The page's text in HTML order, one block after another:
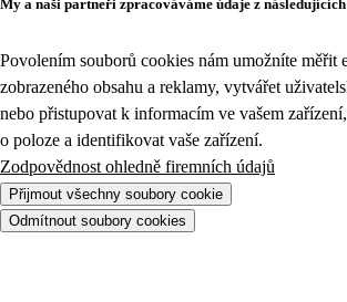
My a naši partneři zpracováváme údaje z
Povolením souborů cookies nám umožníte měřit
zobrazeného obsahu a reklamy, vytvářet
nebo přistupovat k informacím ve vašem
o poloze a identifikovat vaše zařízení.
Zodpovědnost ohledně firemních údajů
Přijmout všechny soubory cookie
Odmítnout soubory cookies